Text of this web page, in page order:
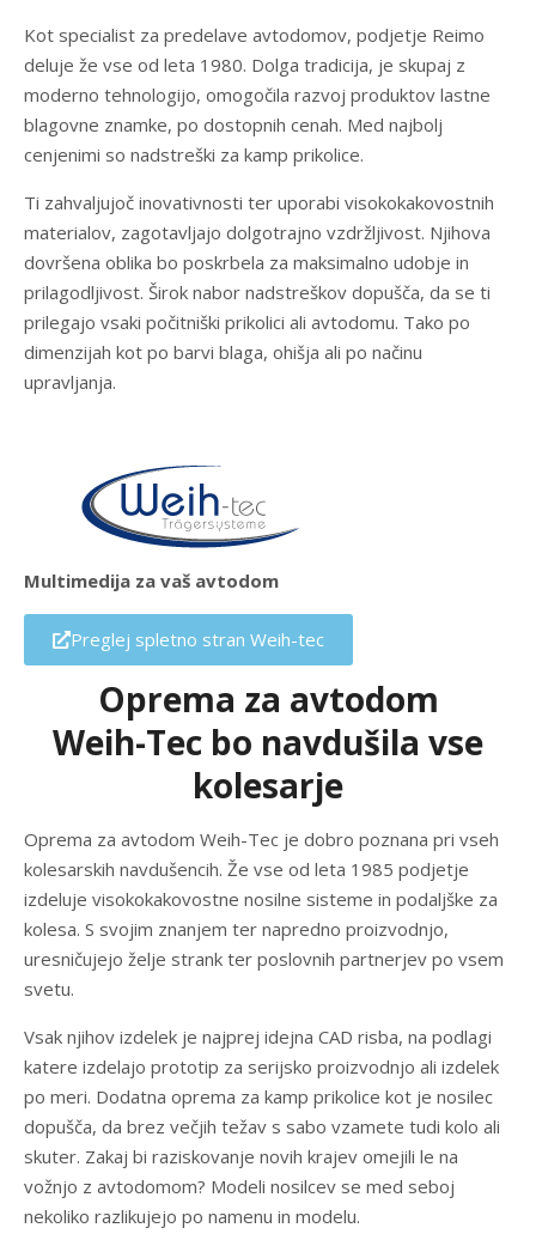
Kot specialist za predelave avtodomov, podjetje Reimo
deluje že vse od leta 1980. Dolga tradicija, je skupaj z
moderno tehnologijo, omogočila razvoj produktov lastne
blagovne znamke, po dostopnih cenah. Med najbolj
cenjenimi so nadstreški za kamp prikolice.
Ti zahvaljujoč inovativnosti ter uporabi visokokakovostnih
materialov, zagotavljajo dolgotrajno vzdržljivost. Njihova
dovršena oblika bo poskrbela za maksimalno udobje in
prilagodljivost. Širok nabor nadstreškov dopušča, da se ti
prilegajo vsaki počitniški prikolici ali avtodomu. Tako po
dimenzijah kot po barvi blaga, ohišja ali po načinu
upravljanja.
Multimedija za vaš avtodom
Preglej spletno stran Weih-tec
Oprema za avtodom
Weih-Tec bo navdušila vse
kolesarje
Oprema za avtodom Weih-Tec je dobro poznana pri vseh
kolesarskih navdušencih. Že vse od leta 1985 podjetje
izdeluje visokokakovostne nosilne sisteme in podaljške za
kolesa. S svojim znanjem ter napredno proizvodnjo,
uresničujejo želje strank ter poslovnih partnerjev po vsem
svetu.
Vsak njihov izdelek je najprej idejna CAD risba, na podlagi
katere izdelajo prototip za serijsko proizvodnjo ali izdelek
po meri. Dodatna oprema za kamp prikolice kot je nosilec
dopušča, da brez večjih težav s sabo vzamete tudi kolo ali
skuter. Zakaj bi raziskovanje novih krajev omejili le na
vožnjo z avtodomom? Modeli nosilcev se med seboj
nekoliko razlikujejo po namenu in modelu.